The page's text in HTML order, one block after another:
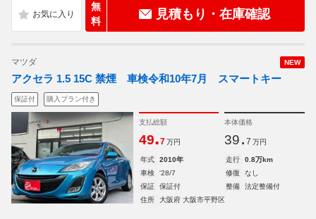
無
料
見積もり・在庫確認
NEW
マツダ
アクセラ 1.5 15C 禁煙 車検令和10年7月 スマートキー
保証付 購入プラン付き
支払総額
49.7 万円
本体価格
39. 7 万円
年式 2010年 走行
0.8万km
車検
'28/7 修復
なし
保証
保証付 整備
法定整備付
住所
大阪府 大阪市平野区